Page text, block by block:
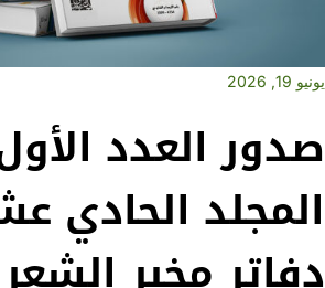
يونيو 19, 2026
صدور العدد
المجلد الحادي